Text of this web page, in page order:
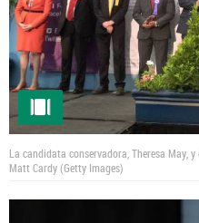
La candidata conservadora, Theresa May,
Matt Cardy (Getty Images)